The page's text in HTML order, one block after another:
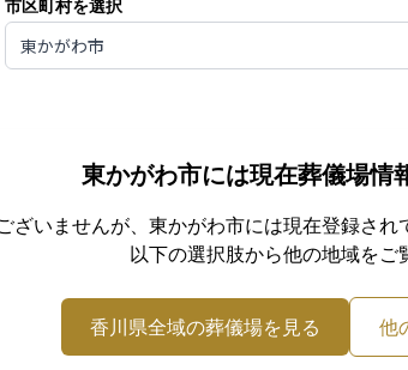
市区町村を選択
東かがわ市
東かがわ市には現在葬儀場情
ざいませんが、 東かがわ市には現在登録され
以下の選択肢から他の地域をご
香川県全域の葬儀場を見る 他